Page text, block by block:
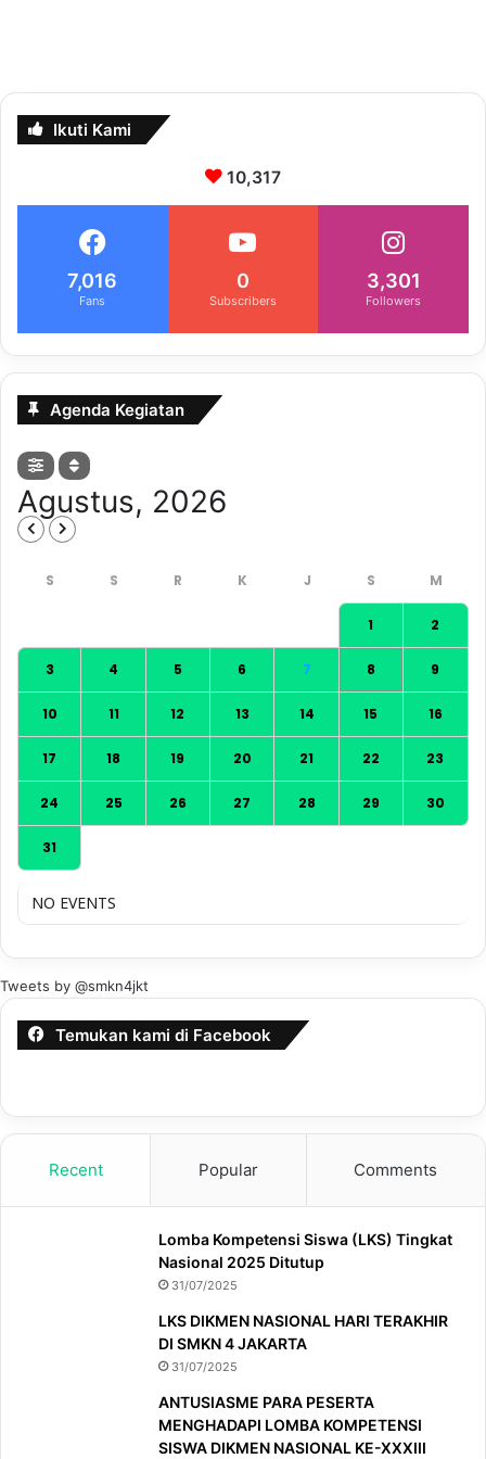
Ikuti Kami
10,317
7,016
Fans
0
Subscribers
3,301
Followers
Agenda Kegiatan
Agustus, 2026
1 2
3 4 5 6 7 8 9
10 11 12 13 14 15 16
17 18 19 20 21 22 23
24 25 26 27 28 29 30
31
NO EVENTS
Tweets by @smkn4jkt
Temukan kami di Facebook
Recent Popular Comments
Lomba Kompetensi Siswa (LKS) Tingkat
Nasional 2025 Ditutup
31/07/2025
LKS DIKMEN NASIONAL HARI TERAKHIR
DI SMKN 4 JAKARTA
31/07/2025
ANTUSIASME PARA PESERTA
MENGHADAPI LOMBA KOMPETENSI
SISWA DIKMEN NASIONAL KE-XXXIII